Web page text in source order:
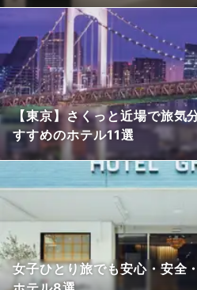
【東京】さくっと近場で旅気
すすめのホテル11選
女子ひとり旅でも安心・安全